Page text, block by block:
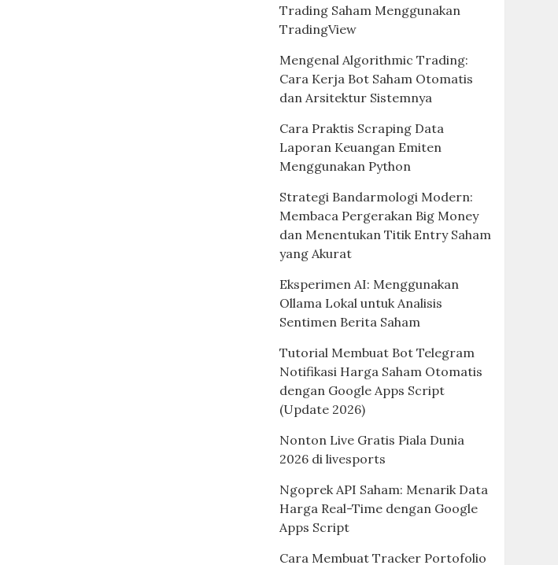
Trading Saham Menggunakan
TradingView
Mengenal Algorithmic Trading:
Cara Kerja Bot Saham Otomatis
dan Arsitektur Sistemnya
Cara Praktis Scraping Data
Laporan Keuangan Emiten
Menggunakan Python
Strategi Bandarmologi Modern:
Membaca Pergerakan Big Money
dan Menentukan Titik Entry Saham
yang Akurat
Eksperimen AI: Menggunakan
Ollama Lokal untuk Analisis
Sentimen Berita Saham
Tutorial Membuat Bot Telegram
Notifikasi Harga Saham Otomatis
dengan Google Apps Script
(Update 2026)
Nonton Live Gratis Piala Dunia
2026 di livesports
Ngoprek API Saham: Menarik Data
Harga Real-Time dengan Google
Apps Script
Cara Membuat Tracker Portofolio